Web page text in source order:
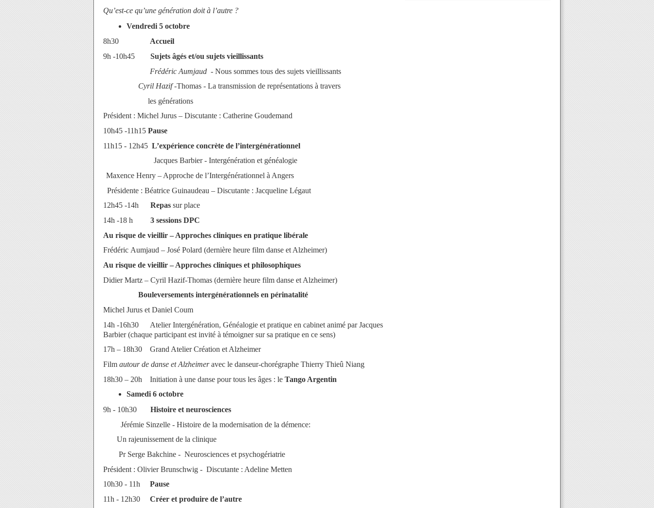
Qu’est-ce qu’une génération doit à l’autre ?
Vendredi 5 octobre
8h30 Accueil
9h -10h45 Sujets âgés et/ou sujets vieillissants
Frédéric Aumjaud - Nous sommes tous des sujets vieillissants
Cyril Hazif -Thomas - La transmission de représentations à travers
les générations
Président : Michel Jurus – Discutante : Catherine Goudemand
10h45 -11h15 Pause
11h15 - 12h45 L’expérience concrète de l’intergénérationnel
Jacques Barbier - Intergénération et généalogie
Maxence Henry – Approche de l’Intergénérationnel à Angers
Présidente : Béatrice Guinaudeau – Discutante : Jacqueline Légaut
12h45 -14h Repas sur place
14h -18 h 3 sessions DPC
Au risque de vieillir – Approches cliniques en pratique libérale
Frédéric Aumjaud – José Polard (dernière heure film danse et Alzheimer)
Au risque de vieillir – Approches cliniques et philosophiques
Didier Martz – Cyril Hazif-Thomas (dernière heure film danse et Alzheimer)
Bouleversements intergénérationnels en périnatalité
Michel Jurus et Daniel Coum
14h -16h30 Atelier Intergénération, Généalogie et pratique en cabinet animé par Jacques
Barbier (chaque participant est invité à témoigner sur sa pratique en ce sens)
17h – 18h30 Grand Atelier Création et Alzheimer
Film autour de danse et Alzheimeravec le danseur-chorégraphe Thierry Thieû Niang
18h30 – 20h Initiation à une danse pour tous les âges : le Tango Argentin
Samedi 6 octobre
9h - 10h30 Histoire et neurosciences
Jérémie Sinzelle - Histoire de la modernisation de la démence:
Un rajeunissement de la clinique
Pr Serge Bakchine - Neurosciences et psychogériatrie
Président : Olivier Brunschwig - Discutante : Adeline Metten
10h30 - 11h Pause
11h - 12h30 Créer et produire de l’autre